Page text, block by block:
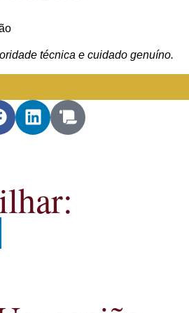
técnica e cuidado genuíno.